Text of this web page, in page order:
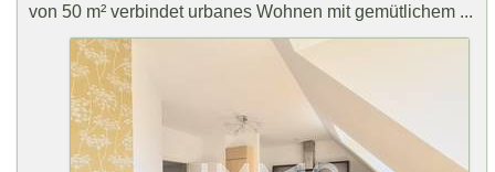
von 50 m² verbindet urbanes Wohnen mit gemütlichem ...